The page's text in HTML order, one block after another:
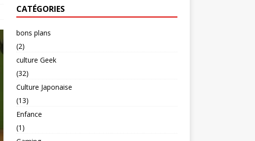
CATÉGORIES
bons plans
(2)
culture Geek
(32)
Culture Japonaise
(13)
Enfance
(1)